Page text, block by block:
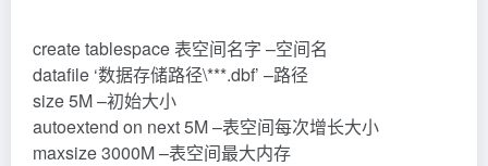
create tablespace 表空间名字 –空间名
datafile ‘数据存储路径\***.dbf’ –路径
size 5M –初始大小
autoextend on next 5M –表空间每次增长大小
maxsize 3000M –表空间最大内存